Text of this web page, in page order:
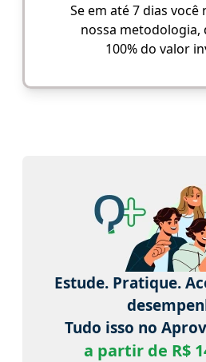
Se em até 7 dias
nossa metodologia,
100% do valor
Estude. Pratique.
Tudo isso no
a partir de R$